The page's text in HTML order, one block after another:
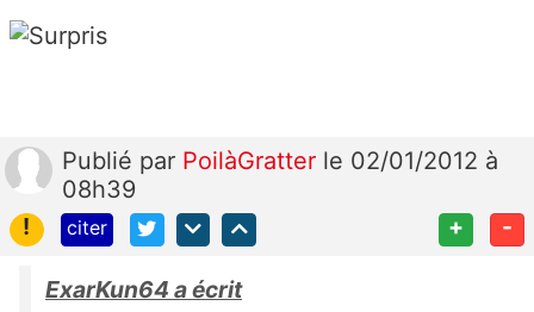
Publié par PoilàGratter le 02/01/2012 à
08h39
!
citer + -
ExarKun64 a écrit